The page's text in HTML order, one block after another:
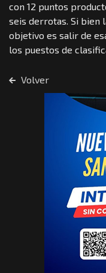
con 12 puntos
seis derrotas. Si bien
objetivo es salir de
los puestos de
Volver